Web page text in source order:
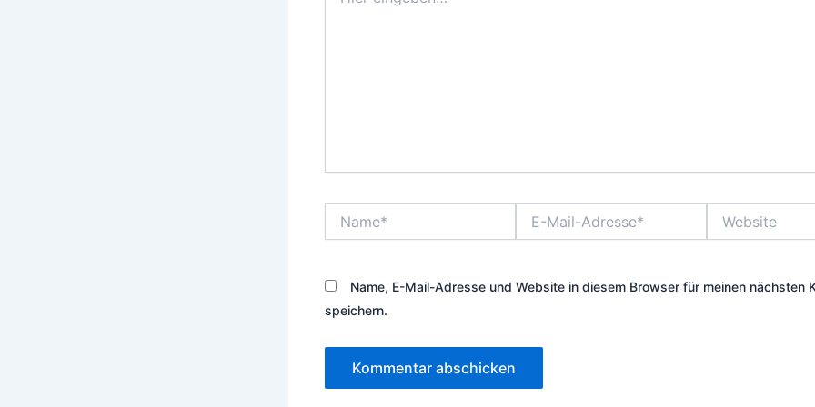
Mail-
Name, E-Mail-Adresse und Website in diesem Browser für meinen nächsten
speichern.